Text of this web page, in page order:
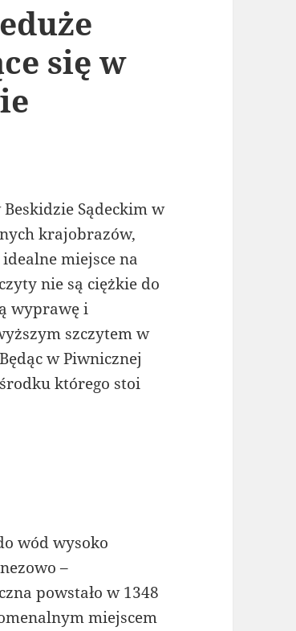
się w
Sądeckim w
krajobrazów,
miejsce na
nie są ciężkie do
wyprawę i
szczytem w
w Piwnicznej
którego stoi
wód wysoko
–
powstało w 1348
miejscem